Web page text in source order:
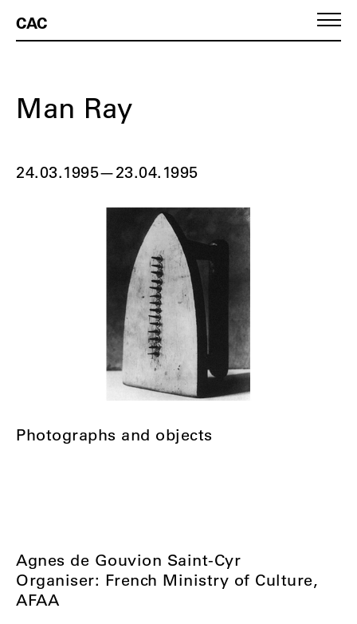
CAC
Man Ray
24.03.1995—23.04.1995
Photographs and objects
Agnes de Gouvion Saint-Cyr
Organiser: French Ministry of Culture,
AFAA